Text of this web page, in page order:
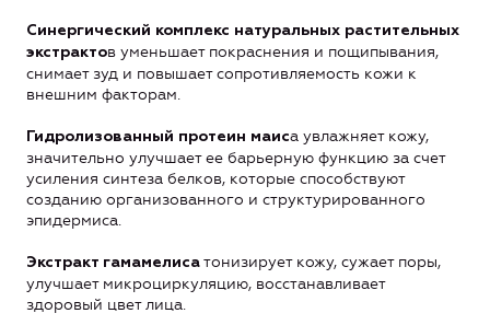
Синергический комплекс натуральных растительных
экстрактов уменьшает покраснения и пощипывания,
снимает зуд и повышает сопротивляемость кожи к
внешним факторам.
Гидролизованный протеин маиса увлажняет кожу,
значительно улучшает ее барьерную функцию за счет
усиления синтеза белков, которые способствуют
созданию организованного и структурированного
эпидермиса.
Экстракт гамамелиса тонизирует кожу, сужает поры,
улучшает микроциркуляцию, восстанавливает
здоровый цвет лица.